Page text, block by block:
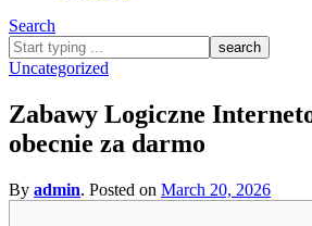
Search
What
are
looking
for?
Uncategorized
Zabawy Logiczne
obecnie za darmo
By admin. Posted on March 20, 2026